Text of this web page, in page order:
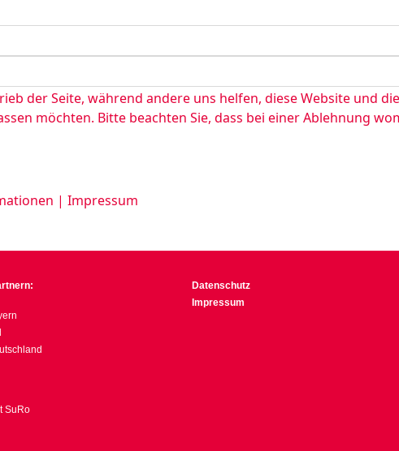
SuRo
Datenschutz
Impressum
der Seite, während andere uns helfen, diese Website und
möchten. Bitte beachten Sie, dass bei einer Ablehnung
| Impressum